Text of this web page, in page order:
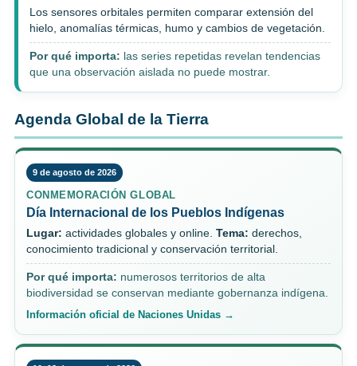
Los sensores orbitales permiten comparar extensión del
hielo, anomalías térmicas, humo y cambios de vegetación.
Por qué importa: las series repetidas revelan tendencias
que una observación aislada no puede mostrar.
Agenda Global de la Tierra
9 de agosto de 2026
CONMEMORACIÓN GLOBAL
Día Internacional de los Pueblos Indígenas
Lugar: actividades globales y online. Tema: derechos,
conocimiento tradicional y conservación territorial.
Por qué importa: numerosos territorios de alta
biodiversidad se conservan mediante gobernanza indígena.
Información oficial de Naciones Unidas →